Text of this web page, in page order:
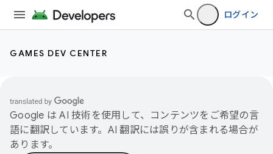
ログイン
GAMES DEV CENTER
Google は AI 技術を使用して、コンテンツをご希望の言
語に翻訳しています。AI 翻訳には誤りが含まれる場合が
あります。